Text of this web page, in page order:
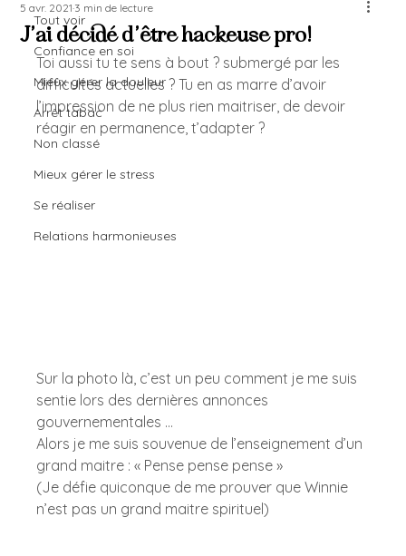
Tout voir
Confiance en soi
Mieux gérer la douleur
Arrêt tabac
Non classé
Mieux gérer le stress
Se réaliser
Relations harmonieuses
J’ai décidé d’être hackeuse pro!
5 avr. 20213 min de lecture
Toi aussi tu te sens à bout ? submergé par les
difficultés actuelles ? Tu en as marre d’avoir
l’impression de ne plus rien maitriser, de devoir
réagir en permanence, t’adapter ?
Sur la photo là, c’est un peu comment je me suis
sentie lors des dernières annonces
gouvernementales …
Alors je me suis souvenue de l’enseignement d’un
grand maitre : « Pense pense pense »
(Je défie quiconque de me prouver que Winnie
n’est pas un grand maitre spirituel)